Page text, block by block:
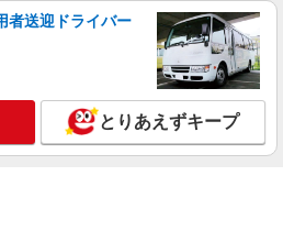
者送迎ドライバー
とりあえずキープ